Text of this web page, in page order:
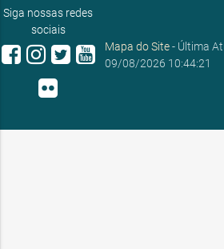
Siga nossas redes
sociais
Mapa do Site- Última
09/08/2026 10:44:21